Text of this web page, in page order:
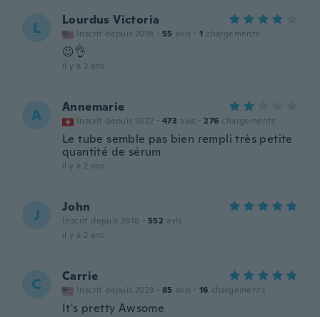
L Lourdus Victoria
Inscrit depuis 2018 · 55 avis · 1 chargements
😉👌
il y a 2 ans
A Annemarie
Inscrit depuis 2022 · 473 avis · 276 chargements
Le tube semble pas bien rempli très petite
quantité de sérum
il y a 2 ans
J John
Inscrit depuis 2018 · 552 avis
il y a 2 ans
C Carrie
Inscrit depuis 2023 · 85 avis · 16 chargements
It's pretty Awsome